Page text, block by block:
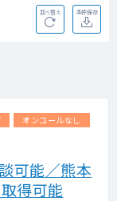
並べ替え 条件保存
オンコールなし
可能／熊本
得可能